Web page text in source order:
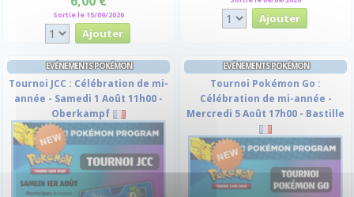
Sortie le 15/09/2026
EVÉNEMENTS POKÉMON
Tournoi JCC : Célébration de mi-
année - Samedi 1 Août 11h00 -
Oberkampf
EVÉNEMENTS POKÉMON
Tournoi Pokémon Go :
Célébration de mi-année -
Mercredi 5 Août 17h00 - Bastille